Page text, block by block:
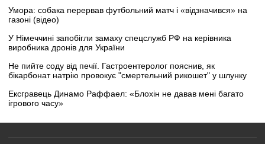
Умора: собака перервав футбольний матч і «відзначився» на
газоні (відео)
У Німеччині запобігли замаху спецслужб РФ на керівника
виробника дронів для України
Не пийте соду від печії. Гастроентеролог пояснив, як
бікарбонат натрію провокує "смертельний рикошет" у шлунку
Ексгравець Динамо Раффаел: «Блохін не давав мені багато
ігрового часу»